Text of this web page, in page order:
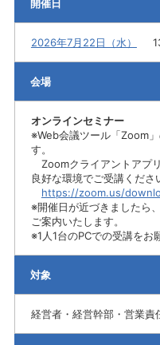
開催日
2026年7月22日（水）
会場
オンラインセミナー
※Web会議ツール「Zoom
す。
Zoomクライアントアプ
良好な環境でご受講くださ
https://zoom.us/
※開催日が近づきましたら
ご案内いたします。
※1人1台のPCでの受講をお
対象
経営者・経営幹部・営業責